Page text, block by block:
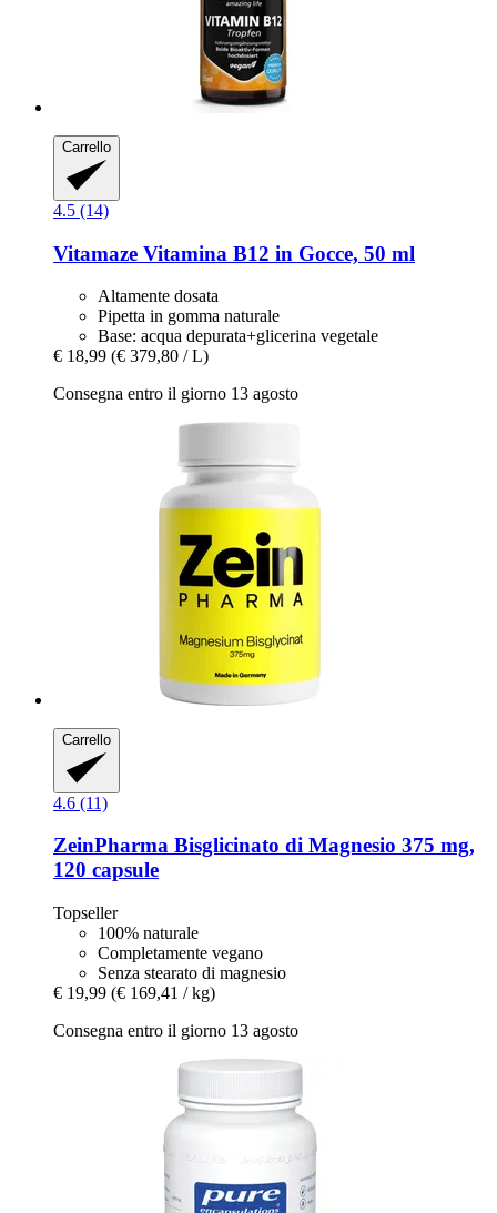
Carrello
4.5 (14)
Vitamaze Vitamina B12 in Gocce, 50 ml
Altamente dosata
Pipetta in gomma naturale
Base: acqua depurata+glicerina vegetale
€ 18,99 (€ 379,80 / L)
Consegna entro il giorno 13 agosto
Carrello
4.6 (11)
ZeinPharma Bisglicinato di Magnesio 375 mg,
120 capsule
Topseller
100% naturale
Completamente vegano
Senza stearato di magnesio
€ 19,99 (€ 169,41 / kg)
Consegna entro il giorno 13 agosto